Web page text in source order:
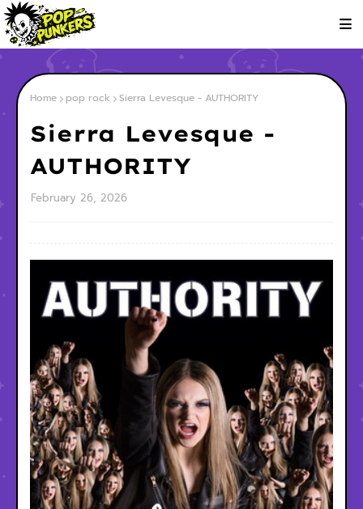
Home pop rock Sierra Levesque - AUTHORITY
Sierra Levesque -
AUTHORITY
February 26, 2026